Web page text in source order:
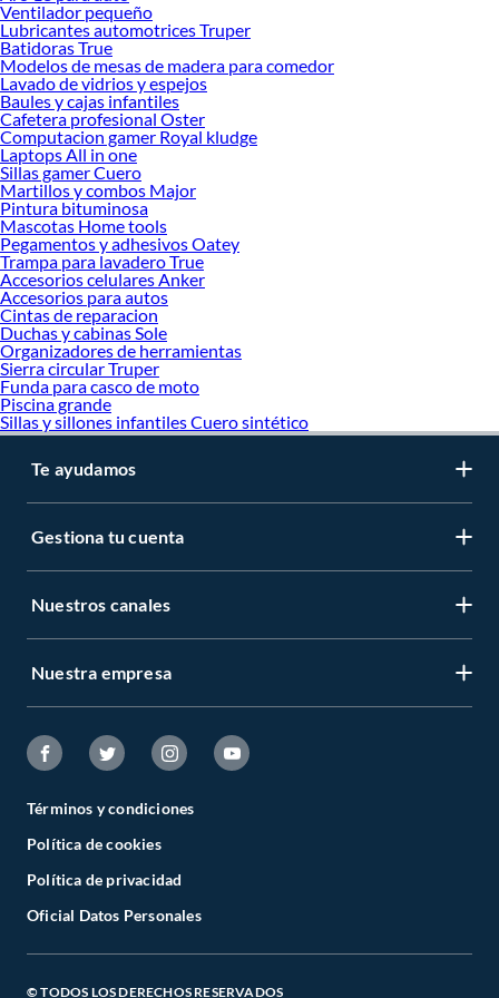
Ventilador pequeño
Lubricantes automotrices Truper
Batidoras True
Modelos de mesas de madera para comedor
Lavado de vidrios y espejos
Baules y cajas infantiles
Cafetera profesional Oster
Computacion gamer Royal kludge
Laptops All in one
Sillas gamer Cuero
Martillos y combos Major
Pintura bituminosa
Mascotas Home tools
Pegamentos y adhesivos Oatey
Trampa para lavadero True
Accesorios celulares Anker
Accesorios para autos
Cintas de reparacion
Duchas y cabinas Sole
Organizadores de herramientas
Sierra circular Truper
Funda para casco de moto
Piscina grande
Sillas y sillones infantiles Cuero sintético
Te ayudamos
Gestiona tu cuenta
Nuestros canales
Nuestra empresa
Términos y condiciones
Política de cookies
Política de privacidad
Oficial Datos Personales
© TODOS LOS DERECHOS RESERVADOS